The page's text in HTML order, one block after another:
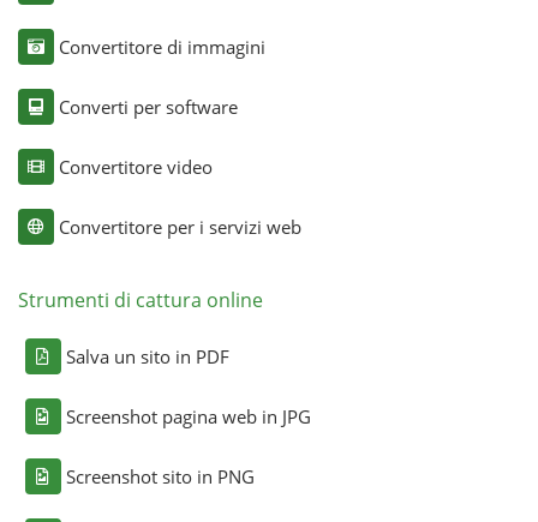
Convertitore di immagini
Converti per software
Convertitore video
Convertitore per i servizi web
Strumenti di cattura online
Salva un sito in PDF
Screenshot pagina web in JPG
Screenshot sito in PNG